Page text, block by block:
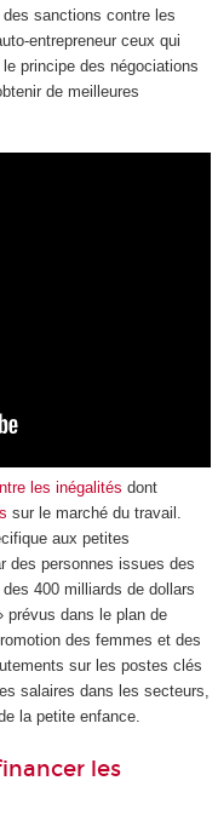
sanctions contre les
entrepreneur ceux qui
principe des négociations
de meilleures
les inégalités dont
sur le marché du travail.
aux petites
des personnes issues des
400 milliards de dollars
prévus dans le plan de
des femmes et des
sur les postes clés
salaires dans les secteurs,
la petite enfance.
les